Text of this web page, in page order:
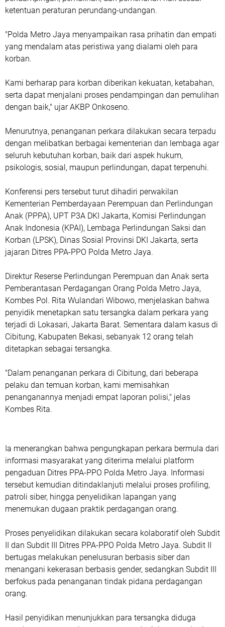
ketentuan peraturan perundang-undangan.
"Polda Metro Jaya menyampaikan rasa prihatin dan empati
yang mendalam atas peristiwa yang dialami oleh para
korban.
Kami berharap para korban diberikan kekuatan, ketabahan,
serta dapat menjalani proses pendampingan dan pemulihan
dengan baik," ujar AKBP Onkoseno.
Menurutnya, penanganan perkara dilakukan secara terpadu
dengan melibatkan berbagai kementerian dan lembaga agar
seluruh kebutuhan korban, baik dari aspek hukum,
psikologis, sosial, maupun perlindungan, dapat terpenuhi.
Konferensi pers tersebut turut dihadiri perwakilan
Kementerian Pemberdayaan Perempuan dan Perlindungan
Anak (PPPA), UPT P3A DKI Jakarta, Komisi Perlindungan
Anak Indonesia (KPAI), Lembaga Perlindungan Saksi dan
Korban (LPSK), Dinas Sosial Provinsi DKI Jakarta, serta
jajaran Ditres PPA-PPO Polda Metro Jaya.
Direktur Reserse Perlindungan Perempuan dan Anak serta
Pemberantasan Perdagangan Orang Polda Metro Jaya,
Kombes Pol. Rita Wulandari Wibowo, menjelaskan bahwa
penyidik menetapkan satu tersangka dalam perkara yang
terjadi di Lokasari, Jakarta Barat. Sementara dalam kasus di
Cibitung, Kabupaten Bekasi, sebanyak 12 orang telah
ditetapkan sebagai tersangka.
"Dalam penanganan perkara di Cibitung, dari beberapa
pelaku dan temuan korban, kami memisahkan
penanganannya menjadi empat laporan polisi," jelas
Kombes Rita.
Ia menerangkan bahwa pengungkapan perkara bermula dari
informasi masyarakat yang diterima melalui platform
pengaduan Ditres PPA-PPO Polda Metro Jaya. Informasi
tersebut kemudian ditindaklanjuti melalui proses profiling,
patroli siber, hingga penyelidikan lapangan yang
menemukan dugaan praktik perdagangan orang.
Proses penyelidikan dilakukan secara kolaboratif oleh Subdit
II dan Subdit III Ditres PPA-PPO Polda Metro Jaya. Subdit II
bertugas melakukan penelusuran berbasis siber dan
menangani kekerasan berbasis gender, sedangkan Subdit III
berfokus pada penanganan tindak pidana perdagangan
orang.
Hasil penyidikan menunjukkan para tersangka diduga